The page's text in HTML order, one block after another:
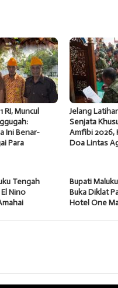
RI, Muncul
Ini Benar-
Para
Jelang
Senjata
Amfibi 2026,
Doa Lintas
Tengah
Nino
Bupati
Buka Diklat
Hotel One